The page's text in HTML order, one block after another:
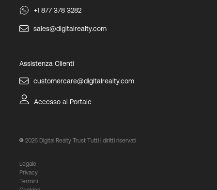
+1 877 378 3282
sales@digitalrealty.com
Assistenza Clienti
customercare@digitalrealty.com
Accesso al Portale
2026 Digital Realty Trust Tutti i diritti riservati
Legale
Privacy
Termini